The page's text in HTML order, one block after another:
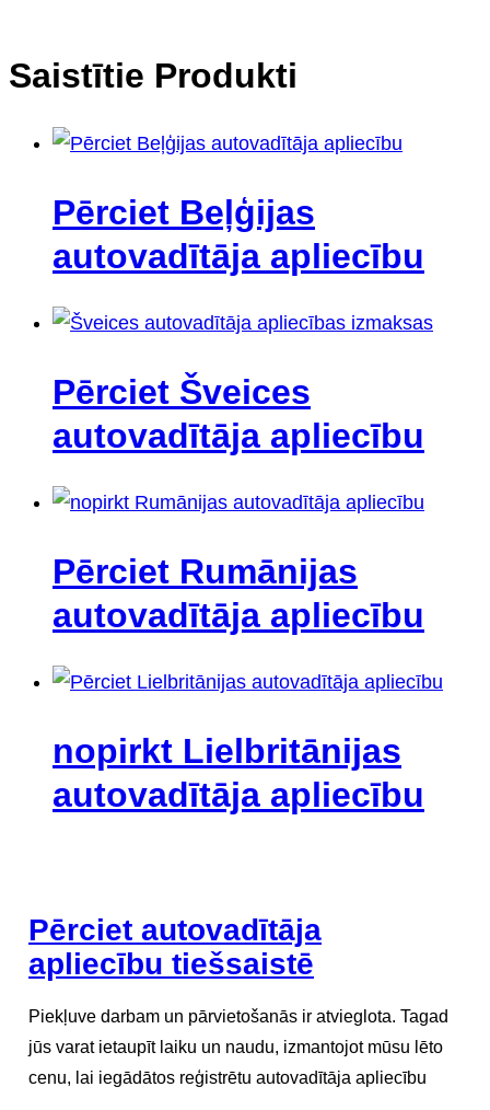
Saistītie Produkti
Pērciet Beļģijas
autovadītāja apliecību
Pērciet Šveices
autovadītāja apliecību
Pērciet Rumānijas
autovadītāja apliecību
nopirkt Lielbritānijas
autovadītāja apliecību
Pērciet autovadītāja
apliecību tiešsaistē
Piekļuve darbam un pārvietošanās ir atvieglota. Tagad
jūs varat ietaupīt laiku un naudu, izmantojot mūsu lēto
cenu, lai iegādātos reģistrētu autovadītāja apliecību